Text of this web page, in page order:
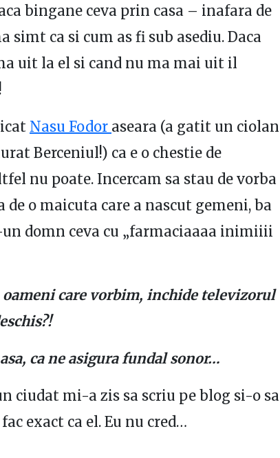
bingane ceva prin casa – inafara de
simt ca si cum as fi sub asediu. Daca
uit la el si cand nu ma mai uit il
Nasu Fodor aseara (a gatit un ciolan
Berceniul!) ca e o chestie de
nu poate. Incercam sa stau de vorba
de o maicuta care a nascut gemeni, ba
domn ceva cu „farmaciaaaa inimiiii
care vorbim, inchide televizorul
ca ne asigura fundal sonor…
ciudat mi-a zis sa scriu pe blog si-o sa
exact ca el. Eu nu cred…